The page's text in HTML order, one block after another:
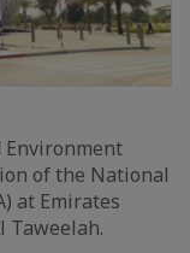
Environment
of the National
at Emirates
Taweelah.